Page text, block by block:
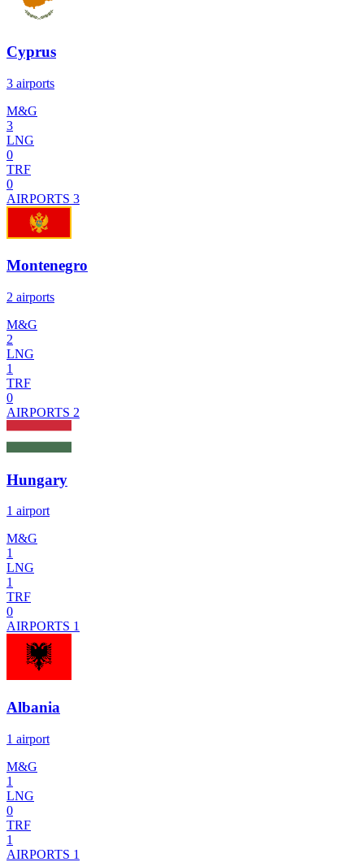
Cyprus
3 airports
M&G
3
LNG
0
TRF
0
AIRPORTS 3
Montenegro
2 airports
M&G
2
LNG
1
TRF
0
AIRPORTS 2
Hungary
1 airport
M&G
1
LNG
1
TRF
0
AIRPORTS 1
Albania
1 airport
M&G
1
LNG
0
TRF
1
AIRPORTS 1